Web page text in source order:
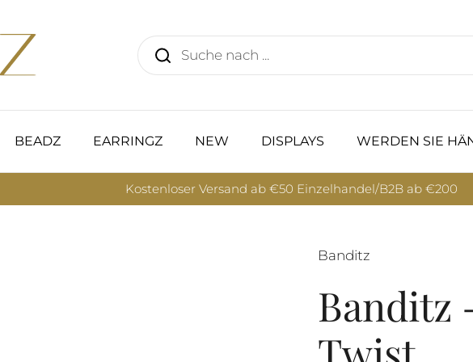
BEADZ EARRINGZ NEW DISPLAYS WERDEN SIE
Kostenloser Versand ab €50 Einzelhandel/B2B ab €200
Banditz
Banditz